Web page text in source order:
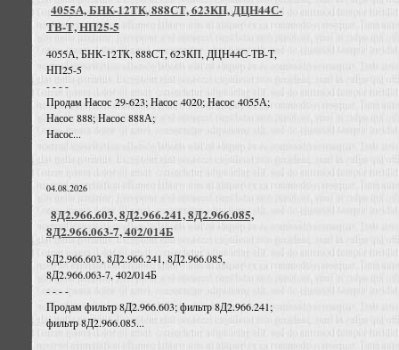
4055А, БНК-12ТК, 888СТ, 623КП, ДЦН44С-
ТВ-Т, НП25-5
4055А, БНК-12ТК, 888СТ, 623КП, ДЦН44С-ТВ-Т,
НП25-5
- - - -
Продам Насос 29-623; Насос 4020; Насос 4055А;
Насос 888; Насос 888А;
Насос...
04.08.2026
8Д2.966.603, 8Д2.966.241, 8Д2.966.085,
8Д2.966.063-7, 402/014Б
8Д2.966.603, 8Д2.966.241, 8Д2.966.085,
8Д2.966.063-7, 402/014Б
- - - -
Продам фильтр 8Д2.966.603; фильтр 8Д2.966.241;
фильтр 8Д2.966.085...